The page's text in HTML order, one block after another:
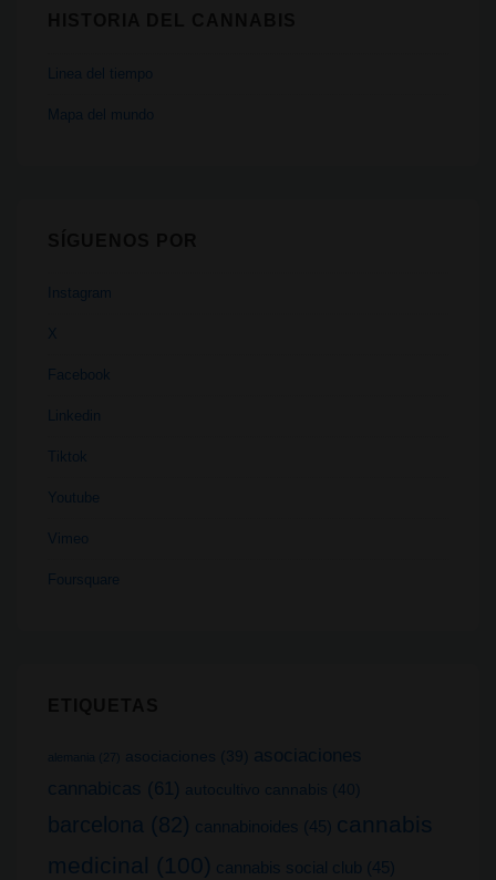
Linea del tiempo
Mapa del mundo
Instagram
X
Facebook
Linkedin
Tiktok
Youtube
Vimeo
Foursquare
alemania (27) asociaciones (39)
asociaciones
cannabicas (61) autocultivo cannabis (40)
barcelona (82) cannabinoides (45) cannabis
medicinal (100) cannabis social club (45)